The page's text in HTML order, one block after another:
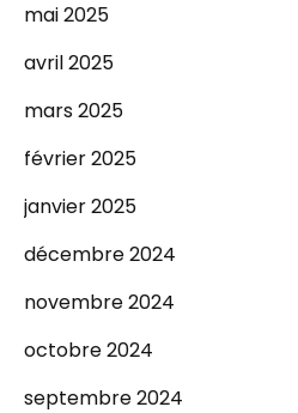
mai 2025
avril 2025
mars 2025
février 2025
janvier 2025
décembre 2024
novembre 2024
octobre 2024
septembre 2024